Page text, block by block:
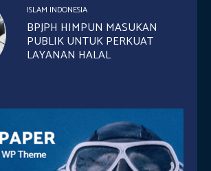
ISLAM INDONESIA
BPJPH HIMPUN MASUKAN
PUBLIK UNTUK PERKUAT
LAYANAN HALAL